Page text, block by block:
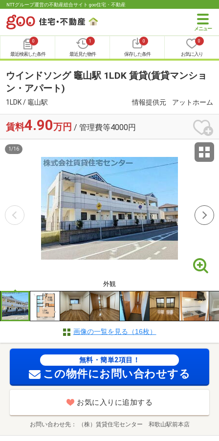
NTTグループ運営の不動産総合サイト goo住宅・不動産
0
最近検索した条件
1
最近見た物件
0
保存した条件
0
お気に入り
ウインドソング 竈山駅 1LDK 賃貸(賃貸マンショ
ン・アパート)
1LDK / 竈山駅 情報提供元 アットホーム
賃料4.90万円 / 管理費等4000円
外観
1 /16
画像の一覧を見る（16枚）
無料・簡単2項目！
この物件にお問い合わせする
お気に入りに追加する
お問い合わせ先 （株）賃貸住宅センター 和歌山駅前本店